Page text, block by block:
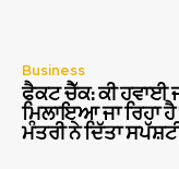
Business
ਫੈਕਟ ਚੈੱਕ: ਕੀ ਹਵਾਈ
ਮਿਲਾਇਆ ਜਾ ਰਿਹਾ
ਮੰਤਰੀ ਨੇ ਦਿੱਤਾ